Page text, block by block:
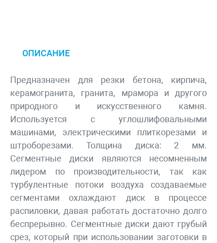
ОПИСАНИЕ
Предназначен для резки бетона, кирпича,
керамогранита, гранита, мрамора и другого
природного и искусственного камня.
Используется с углошлифовальными
машинами, электрическими плиткорезами и
штроборезами. Толщина диска: 2 мм.
Сегментные диски являются несомненным
лидером по производительности, так как
турбулентные потоки воздуха создаваемые
сегментами охлаждают диск в процессе
распиловки, давая работать достаточно долго
беспрерывно. Сегментные диски дают грубый
срез, который при использовании заготовки в